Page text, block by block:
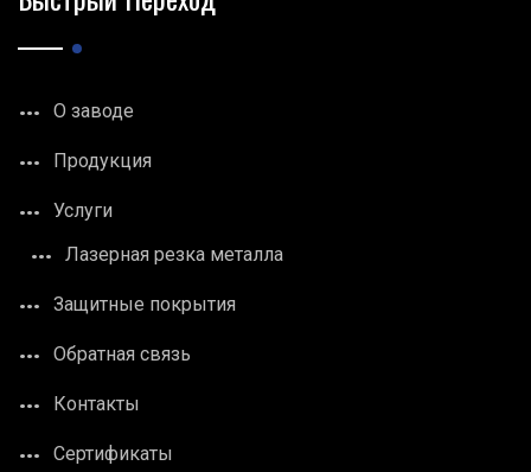
О заводе
Продукция
Услуги
Лазерная резка металла
Защитные покрытия
Обратная связь
Контакты
Сертификаты